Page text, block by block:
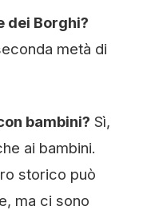
dei Borghi?
metà di
bambini? Sì,
ai bambini.
storico può
ma ci sono